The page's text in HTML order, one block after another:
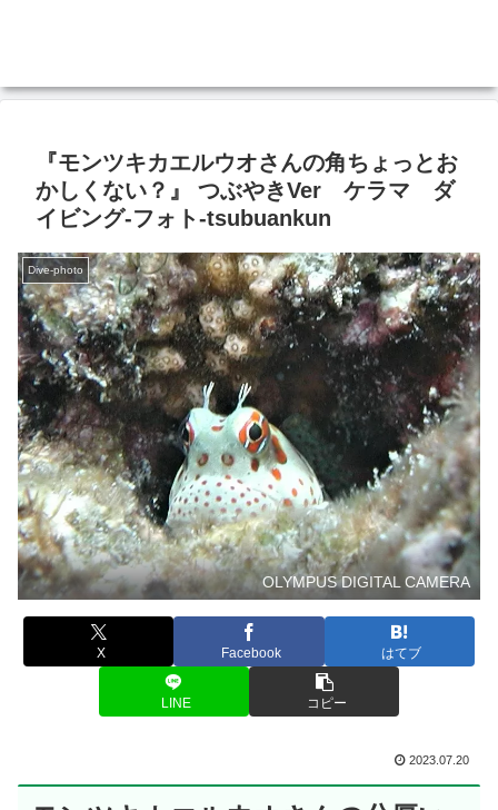
『モンツキカエルウオさんの角ちょっとお
かしくない？』 つぶやきVer ケラマ ダ
イビング‐フォト‐tsubuankun
Dive-photo
OLYMPUS DIGITAL CAMERA
X Facebook はてブ
LINE コピー
2023.07.20